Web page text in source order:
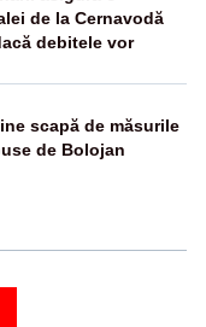
de la Cernavodă
debitele vor
scapă de măsurile
de Bolojan